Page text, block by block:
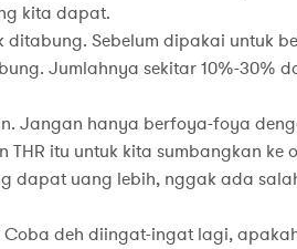
kita dapat.
ditabung. Sebelum dipakai untuk
Jumlahnya sekitar 10%-30%
Jangan hanya berfoya-foya
THR itu untuk kita sumbangkan ke
dapat uang lebih, nggak ada
Coba deh diingat-ingat lagi,